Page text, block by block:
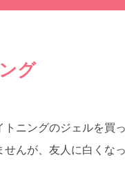
グ
トニングのジェルを買
せんが、友人に白くな